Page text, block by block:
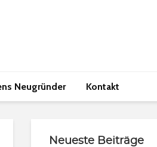
Neugründer Kontakt
Neueste Beiträge